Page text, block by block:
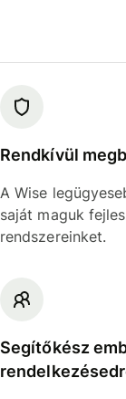
Rendkívül
A Wise
saját maguk
rendszereinket.
Segítőkész